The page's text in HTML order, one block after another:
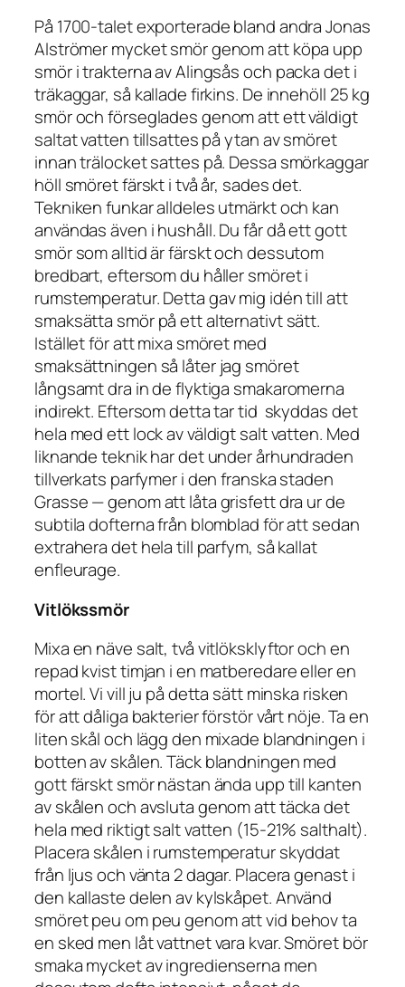
På 1700-talet exporterade bland andra Jonas
Alströmer mycket smör genom att köpa upp
smör i trakterna av Alingsås och packa det i
träkaggar, så kallade firkins. De innehöll 25 kg
smör och förseglades genom att ett väldigt
saltat vatten tillsattes på ytan av smöret
innan trälocket sattes på. Dessa smörkaggar
höll smöret färskt i två år, sades det.
Tekniken funkar alldeles utmärkt och kan
användas även i hushåll. Du får då ett gott
smör som alltid är färskt och dessutom
bredbart, eftersom du håller smöret i
rumstemperatur. Detta gav mig idén till att
smaksätta smör på ett alternativt sätt.
Istället för att mixa smöret med
smaksättningen så låter jag smöret
långsamt dra in de flyktiga smakaromerna
indirekt. Eftersom detta tar tid skyddas det
hela med ett lock av väldigt salt vatten. Med
liknande teknik har det under århundraden
tillverkats parfymer i den franska staden
Grasse — genom att låta grisfett dra ur de
subtila dofterna från blomblad för att sedan
extrahera det hela till parfym, så kallat
enfleurage.
Vitlökssmör
Mixa en näve salt, två vitlöksklyftor och en
repad kvist timjan i en matberedare eller en
mortel. Vi vill ju på detta sätt minska risken
för att dåliga bakterier förstör vårt nöje. Ta en
liten skål och lägg den mixade blandningen i
botten av skålen. Täck blandningen med
gott färskt smör nästan ända upp till kanten
av skålen och avsluta genom att täcka det
hela med riktigt salt vatten (15-21% salthalt).
Placera skålen i rumstemperatur skyddat
från ljus och vänta 2 dagar. Placera genast i
den kallaste delen av kylskåpet. Använd
smöret peu om peu genom att vid behov ta
en sked men låt vattnet vara kvar. Smöret bör
smaka mycket av ingredienserna men